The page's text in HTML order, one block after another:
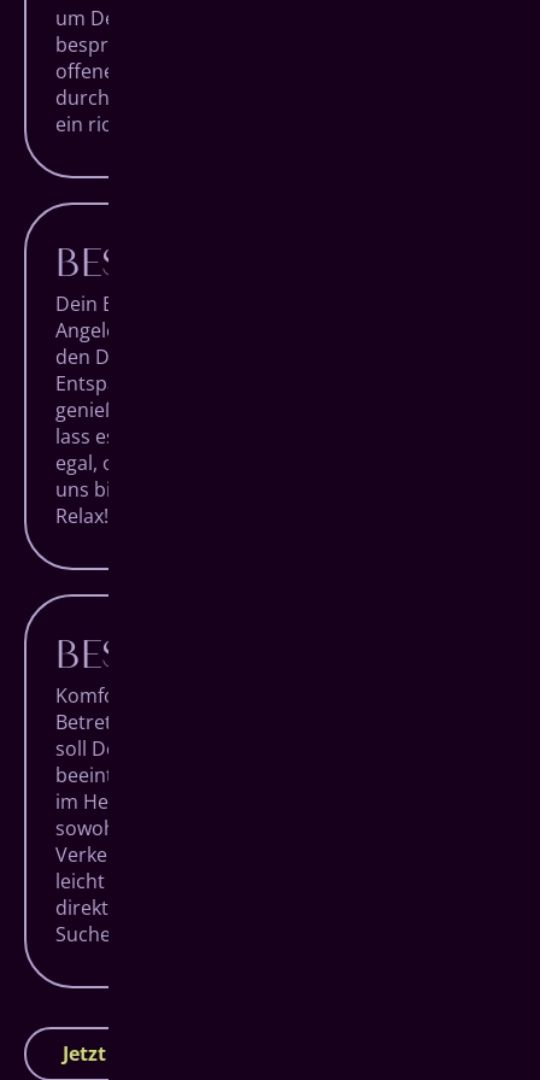
um Deine Behandlungen detailliert zu
besprechen, Dich zu beraten und Dir Deine
offenen Fragen zu beantworten. Denn nur
durch Aufklärung schafft man Verständnis und
ein richtig gutes Bauchgefühl.
BESTER KOMFORT
Dein Besuch bei uns soll keine lästige
Angelegenheit sein, sondern ein Termin, auf
den Du Dich trotz Alltagsstress freuen kannst.
Entspanne Dich in unseren Räumlichkeiten,
genieße den Blick über die Siegener City und
lass es Dir bei einem Getränk gut gehen. Ganz
egal, ob Du nur zur Routineuntersuchung bei
uns bist oder ein besonderer Eingriff ansteht:
Relax!
BESTE LAGE
Komfort beginnt bei uns schon vor dem
Betreten unserer Praxis. Denn Dein Besuch
soll Deinen Alltag so wenig wir möglich
beeinträchtigen. Unsere Räumlichkeiten liegen
im Herzen von Siegen, super zentral und
sowohl zu Fuß, mit öffentlichen
Verkehrsmitteln als auch mit dem Auto ganz
leicht zu erreichen. Dank eigener Parkplätze
direkt am Haus entfällt auch die zeitraubende
Suche in der Stadt.
Jetzt Termin vereinbaren